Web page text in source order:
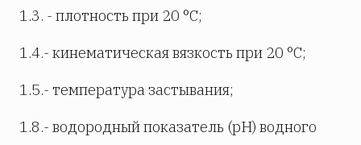
1.3. - плотность при 20 °С;
1.4.- кинематическая вязкость при 20 °С;
1.5.- температура застывания;
1.8.- водородный показатель (рН) водного